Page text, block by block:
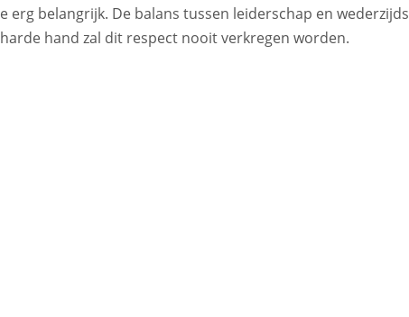
erg belangrijk. De balans tussen leiderschap en wederzijds
hand zal dit respect nooit verkregen worden.